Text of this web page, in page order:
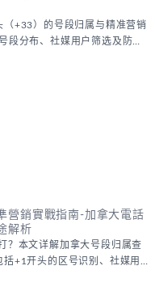
（+33）的号段归属与精准营销
段分布、社媒用户筛选及防骗
營銷實戰指南-加拿大電話
解析
？本文详解加拿大号段归属查
括+1开头的区号识别、社媒用